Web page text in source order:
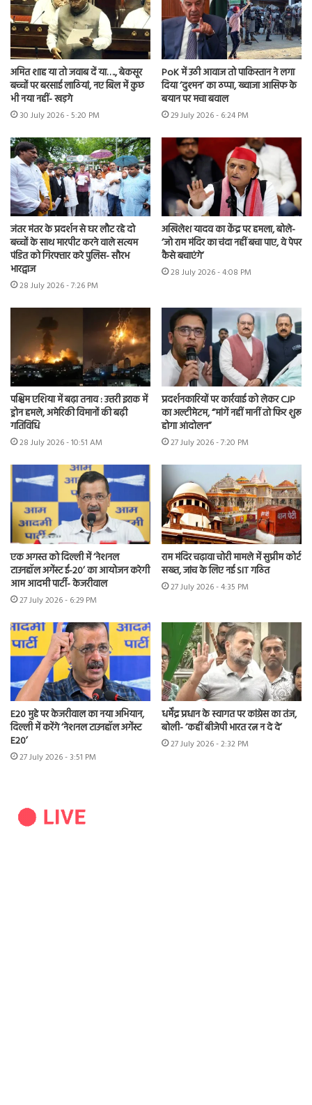
अमित शाह या तो जवाब दें या…., बेकसूर
बच्चों पर बरसाई लाठियां, नए बिल में कुछ
भी नया नहीं- खड़गे
30 July 2026 - 5:20 PM
PoK में उठी आवाज तो पाकिस्तान ने लगा
दिया ‘दुश्मन’ का ठप्पा, ख्वाजा आसिफ के
बयान पर मचा बवाल
29 July 2026 - 6:24 PM
जंतर मंतर के प्रदर्शन से घर लौट रहे दो
बच्चों के साथ मारपीट करने वाले सत्यम
पंडित को गिरफ्तार करे पुलिस- सौरभ
भारद्वाज
28 July 2026 - 7:26 PM
अखिलेश यादव का केंद्र पर हमला, बोले-
‘जो राम मंदिर का चंदा नहीं बचा पाए, वे पेपर
कैसे बचाएंगे’
28 July 2026 - 4:08 PM
पश्चिम एशिया में बढ़ा तनाव : उत्तरी इराक में
ड्रोन हमले, अमेरिकी विमानों की बढ़ी
गतिविधि
28 July 2026 - 10:51 AM
प्रदर्शनकारियों पर कार्रवाई को लेकर CJP
का अल्टीमेटम, “मांगें नहीं मानीं तो फिर शुरू
होगा आंदोलन”
27 July 2026 - 7:20 PM
एक अगस्त को दिल्ली में ‘नेशनल
टाउनहॉल अगेंस्ट ई-20’ का आयोजन करेगी
आम आदमी पार्टी- केजरीवाल
27 July 2026 - 6:29 PM
राम मंदिर चढ़ावा चोरी मामले में सुप्रीम कोर्ट
सख्त, जांच के लिए नई SIT गठित
27 July 2026 - 4:35 PM
E20 मुद्दे पर केजरीवाल का नया अभियान,
दिल्ली में करेंगे ‘नेशनल टाउनहॉल अगेंस्ट
E20’
27 July 2026 - 3:51 PM
धर्मेंद्र प्रधान के स्वागत पर कांग्रेस का तंज,
बोली- ‘कहीं बीजेपी भारत रत्न न दे दे’
27 July 2026 - 2:32 PM